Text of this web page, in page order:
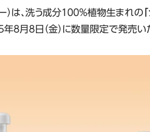
は、洗う成分１００％植物生まれの
年８月８日（金）に数量限定で発売い